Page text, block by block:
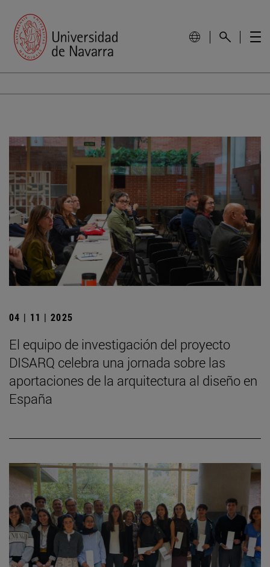
04 | 11 | 2025
El equipo de investigación del proyecto
DISARQ celebra una jornada sobre las
aportaciones de la arquitectura al diseño en
España